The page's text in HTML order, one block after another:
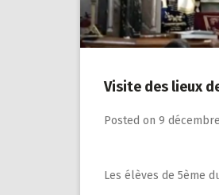
Visite des lieux
Posted on 9
Les élèves de 5ème